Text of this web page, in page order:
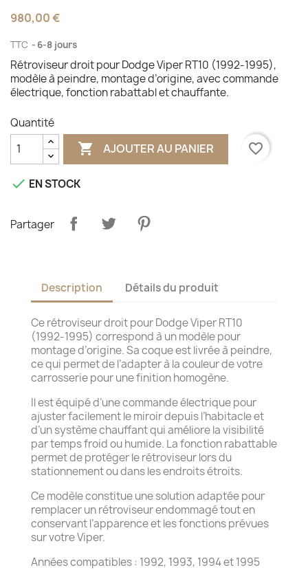
980,00 €
TTC 6-8 jours
Rétroviseur droit pour Dodge Viper RT10 (1992-1995),
modèle à peindre, montage d’origine, avec commande
électrique, fonction rabattabl et chauffante.
Quantité
 AJOUTER AU PANIER favorite_border
 EN STOCK
Partager
Description Détails du produit
Ce rétroviseur droit pour Dodge Viper RT10
(1992-1995) correspond à un modèle pour
montage d’origine. Sa coque est livrée à peindre,
ce qui permet de l’adapter à la couleur de votre
carrosserie pour une finition homogène.
Il est équipé d’une commande électrique pour
ajuster facilement le miroir depuis l’habitacle et
d’un système chauffant qui améliore la visibilité
par temps froid ou humide. La fonction rabattable
permet de protéger le rétroviseur lors du
stationnement ou dans les endroits étroits.
Ce modèle constitue une solution adaptée pour
remplacer un rétroviseur endommagé tout en
conservant l’apparence et les fonctions prévues
sur votre Viper.
Années compatibles : 1992, 1993, 1994 et 1995